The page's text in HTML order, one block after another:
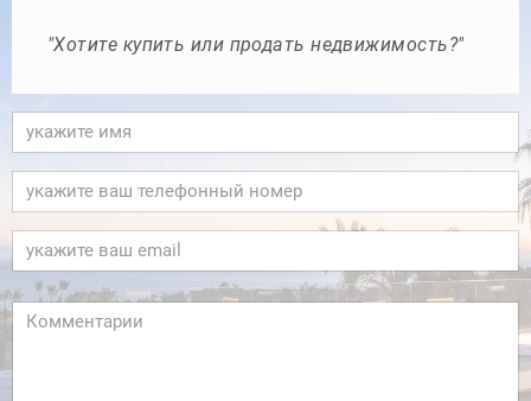
"Хотите купить или продать недвижимость?"